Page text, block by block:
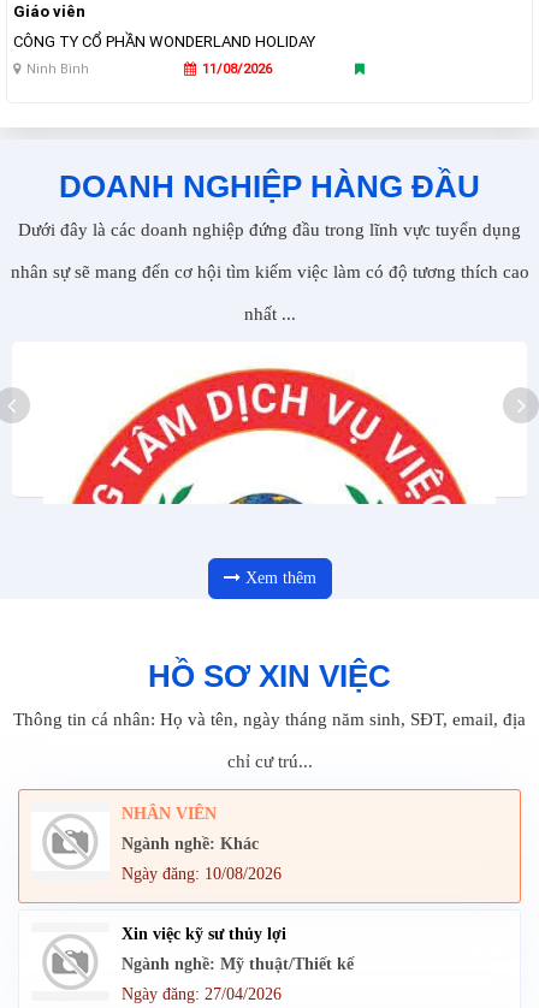
Giáo viên
CÔNG TY CỔ PHẦN WONDERLAND HOLIDAY
Ninh Bình 11/08/2026
DOANH NGHIỆP HÀNG ĐẦU
Dưới đây là các doanh nghiệp đứng đầu trong lĩnh vực tuyển dụng
nhân sự sẽ mang đến cơ hội tìm kiếm việc làm có độ tương thích cao
nhất ...
Xem thêm
HỒ SƠ XIN VIỆC
Thông tin cá nhân: Họ và tên, ngày tháng năm sinh, SĐT, email, địa
chỉ cư trú...
NHÂN VIÊN
Ngành nghề: Khác
Ngày đăng: 10/08/2026
Xin việc kỹ sư thủy lợi
Ngành nghề: Mỹ thuật/Thiết kế
Ngày đăng: 27/04/2026